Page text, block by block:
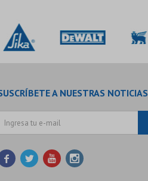
A NUESTRAS NOTICIAS
   